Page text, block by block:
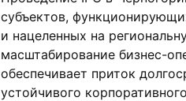
субъектов,
и нацеленных на
масштабирование бизнес-
обеспечивает приток
устойчивого